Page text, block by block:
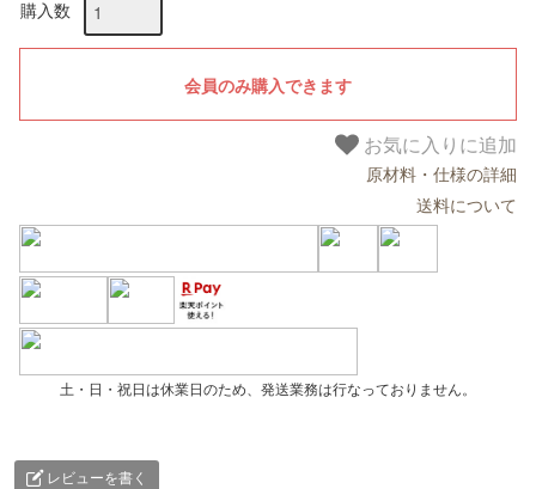
購入数
お気に入りに追加
原材料・仕様の詳細
送料について
土・日・祝日は休業日のため、発送業務は行なっておりません。
レビューを書く